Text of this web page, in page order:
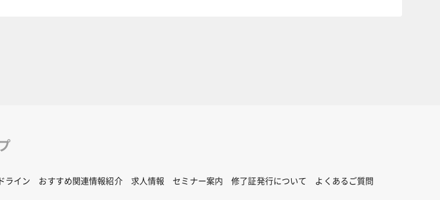
ライン おすすめ関連情報紹介 求人情報 セミナー案内 修了証発行について
よくあるご質問